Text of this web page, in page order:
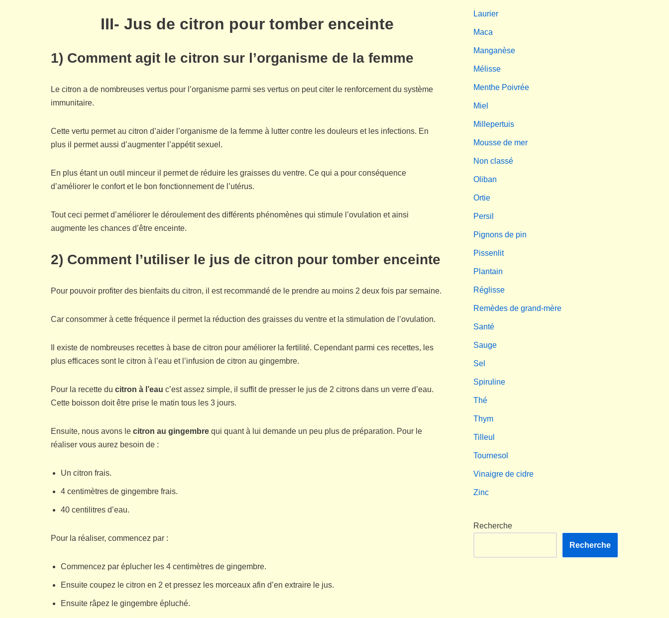
III- Jus de citron pour tomber enceinte
1) Comment agit le citron sur l’organisme de la femme
Le citron a de nombreuses vertus pour l’organisme parmi ses vertus on peut citer le renforcement du système
immunitaire.
Cette vertu permet au citron d’aider l’organisme de la femme à lutter contre les douleurs et les infections. En
plus il permet aussi d’augmenter l’appétit sexuel.
En plus étant un outil minceur il permet de réduire les graisses du ventre. Ce qui a pour conséquence
d’améliorer le confort et le bon fonctionnement de l’utérus.
Tout ceci permet d’améliorer le déroulement des différents phénomènes qui stimule l’ovulation et ainsi
augmente les chances d’être enceinte.
2) Comment l’utiliser le jus de citron pour tomber enceinte
Pour pouvoir profiter des bienfaits du citron, il est recommandé de le prendre au moins 2 deux fois par semaine.
Car consommer à cette fréquence il permet la réduction des graisses du ventre et la stimulation de l’ovulation.
Il existe de nombreuses recettes à base de citron pour améliorer la fertilité. Cependant parmi ces recettes, les
plus efficaces sont le citron à l’eau et l’infusion de citron au gingembre.
Pour la recette du citron à l’eau c’est assez simple, il suffit de presser le jus de 2 citrons dans un verre d’eau.
Cette boisson doit être prise le matin tous les 3 jours.
Ensuite, nous avons le citron au gingembre qui quant à lui demande un peu plus de préparation. Pour le
réaliser vous aurez besoin de :
Un citron frais.
4 centimètres de gingembre frais.
40 centilitres d’eau.
Pour la réaliser, commencez par :
Commencez par éplucher les 4 centimètres de gingembre.
Ensuite coupez le citron en 2 et pressez les morceaux afin d’en extraire le jus.
Ensuite râpez le gingembre épluché.
Laurier
Maca
Manganèse
Mélisse
Menthe Poivrée
Miel
Millepertuis
Mousse de mer
Non classé
Oliban
Ortie
Persil
Pignons de pin
Pissenlit
Plantain
Réglisse
Remèdes de grand-mère
Santé
Sauge
Sel
Spiruline
Thé
Thym
Tilleul
Tournesol
Vinaigre de cidre
Zinc
Recherche
Recherche